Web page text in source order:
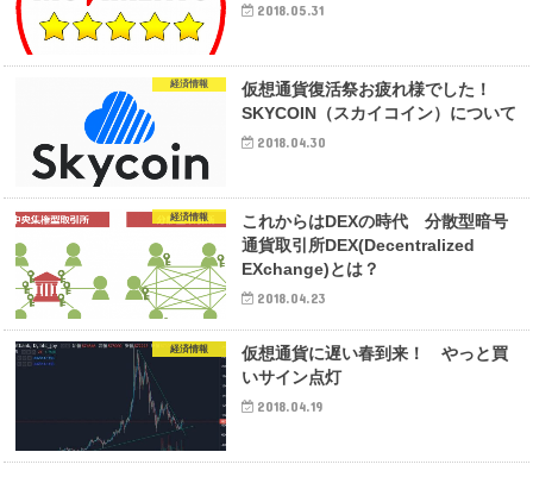
2018.05.31
経済情報
仮想通貨復活祭お疲れ様でした！
SKYCOIN（スカイコイン）について
2018.04.30
経済情報
これからはDEXの時代 分散型暗号
通貨取引所DEX(Decentralized
EXchange)とは？
2018.04.23
経済情報
仮想通貨に遅い春到来！ やっと買
いサイン点灯
2018.04.19